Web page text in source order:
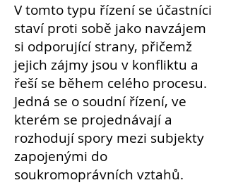
V tomto typu řízení se účastníci
staví proti sobě jako navzájem
si odporující strany, přičemž
jejich zájmy jsou v konfliktu a
řeší se během celého procesu.
Jedná se o soudní řízení, ve
kterém se projednávají a
rozhodují spory mezi subjekty
zapojenými do
soukromoprávních vztahů.